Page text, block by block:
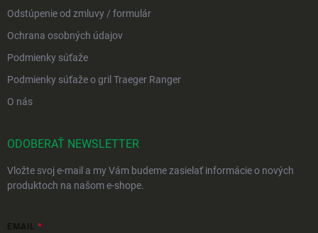
Odstúpenie od zmluvy / formulár
Ochrana osobných údajov
Podmienky súťaže
Podmienky súťaže o gril Traeger Ranger
O nás
ODOBERAŤ NEWSLETTER
Vložte svoj e-mail a my Vám budeme zasielať informácie o nových
produktoch na našom e-shope.
EMAIL